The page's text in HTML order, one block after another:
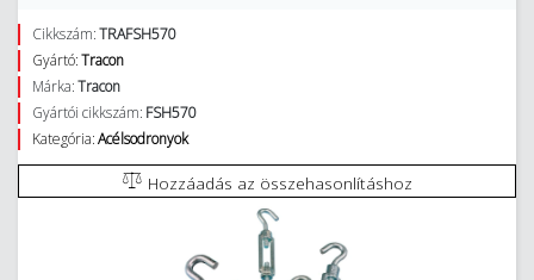
Cikkszám:TRAFSH570
Gyártó:Tracon
Márka:Tracon
Gyártói cikkszám: FSH570
Kategória:Acélsodronyok
Hozzáadás az összehasonlításhoz